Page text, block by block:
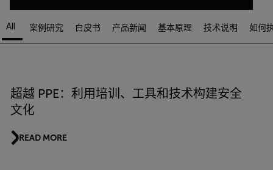
Article Listing
All 案例研究 白皮书 产品新闻 基本原理 技术说明 如何
超越 PPE：利用培训、工具和技术构建安全
文化
READ MORE